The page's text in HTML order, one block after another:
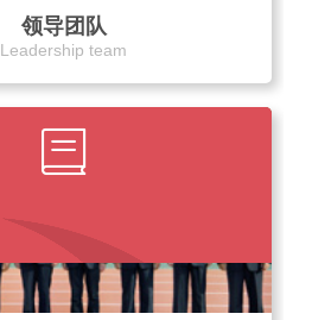
领导团队
Leadership team